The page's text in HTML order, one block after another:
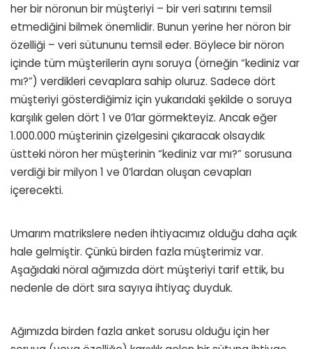
her bir nöronun bir müşteriyi – bir veri satırını temsil
etmediğini bilmek önemlidir. Bunun yerine her nöron bir
özelliği – veri sütununu temsil eder. Böylece bir nöron
içinde tüm müşterilerin aynı soruya (örneğin “kediniz var
mı?”) verdikleri cevaplara sahip oluruz. Sadece dört
müşteriyi gösterdiğimiz için yukarıdaki şekilde o soruya
karşılık gelen dört 1 ve 0’lar görmekteyiz. Ancak eğer
1.000.000 müşterinin çizelgesini çıkaracak olsaydık
üstteki nöron her müşterinin “kediniz var mı?” sorusuna
verdiği bir milyon 1 ve 0’lardan oluşan cevapları
içerecekti.
Umarım matrikslere neden ihtiyacımız olduğu daha açık
hale gelmiştir. Çünkü birden fazla müşterimiz var.
Aşağıdaki nöral ağımızda dört müşteriyi tarif ettik, bu
nedenle de dört sıra sayıya ihtiyaç duyduk.
Ağımızda birden fazla anket sorusu olduğu için her